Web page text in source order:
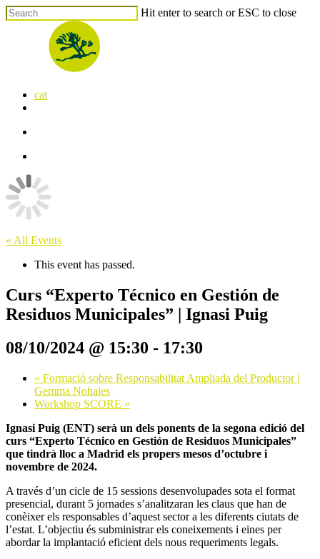
Skip
to
Hit enter to search or ESC to close
search
Menu
cat
« All Events
This event has passed.
Curs “Experto Técnico en Gestión de
Residuos Municipales” | Ignasi Puig
08/10/2024 @ 15:30 - 17:30
« Formació sobre Responsabilitat Ampliada del Productor |
Gemma Nohales
Workshop SCORE »
Ignasi Puig (ENT) serà un dels ponents de la segona edició del
curs “Experto Técnico en Gestión de Residuos Municipales”
que tindrà lloc a Madrid els propers mesos d’octubre i
novembre de 2024.
A través d’un cicle de 15 sessions desenvolupades sota el format
presencial, durant 5 jornades s’analitzaran les claus que han de
conèixer els responsables d’aquest sector a les diferents ciutats de
l’estat. L’objectiu és subministrar els coneixements i eines per
abordar la implantació eficient dels nous requeriments legals.